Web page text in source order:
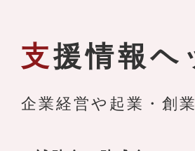
支援情報
企業経営や起業・創